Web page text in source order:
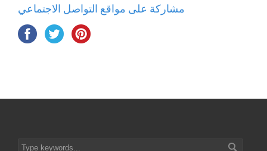
مشاركة على مواقع التواصل الاجتماعي